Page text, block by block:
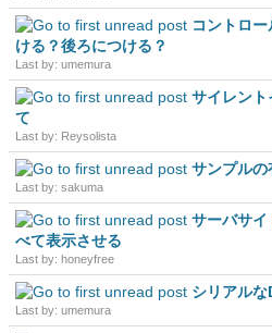
コントロ
ける？後ろにつける？
Last by: umemura
サイレント
て
Last by: Reysolista
サンプルの
Last by: sakuma
サーバサ
べて表示させる
Last by: honeyfree
シリアル
Last by: umemura